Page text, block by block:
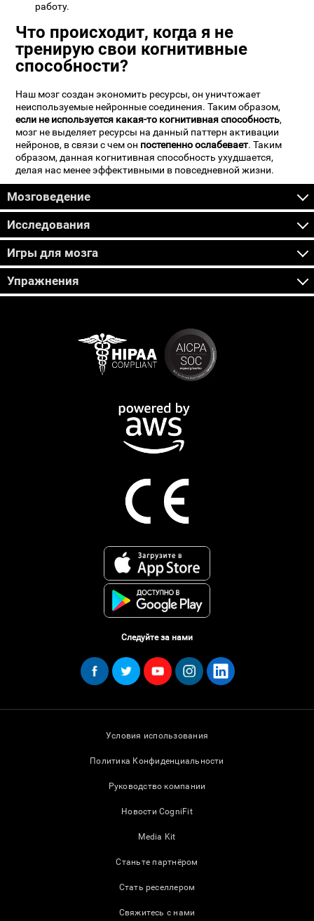
работу.
Что происходит, когда я не
тренирую свои когнитивные
способности?
Наш мозг создан экономить ресурсы, он уничтожает
неиспользуемые нейронные соединения. Таким образом,
если не используется какая-то когнитивная способность,
мозг не выделяет ресурсы на данный паттерн активации
нейронов, в связи с чем он постепенно ослабевает. Таким
образом, данная когнитивная способность ухудшается,
делая нас менее эффективными в повседневной жизни.
Мозговедение
Исследования
Игры для мозга
Упражнения
Следуйте за нами
Условия использования
Политика Конфиденциальности
Руководство компании
Новости CogniFit
Media Kit
Станьте партнёром
Стать реселлером
Свяжитесь с нами